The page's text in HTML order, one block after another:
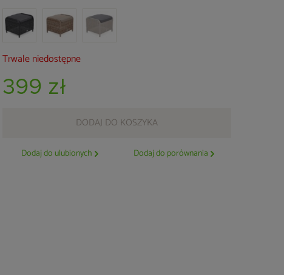
Trwale niedostępne
399 zł
DODAJ DO KOSZYKA
Dodaj do ulubionych Dodaj do porównania